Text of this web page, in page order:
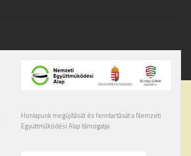
Honlapunk megújítását és fenntartását a Nemzeti
Együttműködési Alap támogatja